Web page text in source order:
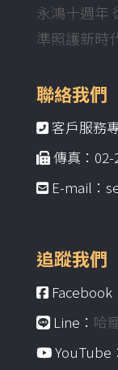
永鴻十週年
準照護新時
聯絡我們
客戶服務
傳真：02-
E-mail：
追蹤我們
Facebook
Line： 哈
YouTube：